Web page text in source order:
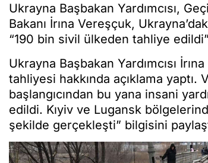
Ukrayna Başbakan Yardımcısı,
Bakanı İrına Vereşçuk,
“190 bin sivil ülkeden tahliye
Ukrayna Başbakan Yardımcısı
tahliyesi hakkında açıklama yaptı.
başlangıcından bu yana insani
edildi. Kıyiv ve Lugansk
şekilde gerçekleşti” bilgisini